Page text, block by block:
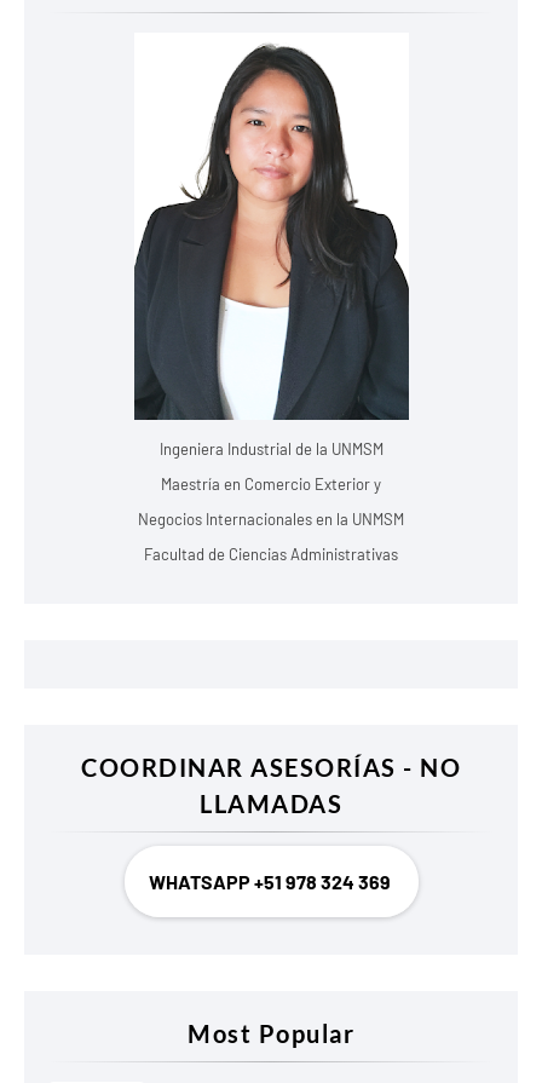
Ingeniera Industrial de la UNMSM
Maestría en Comercio Exterior y
Negocios Internacionales en la UNMSM
Facultad de Ciencias Administrativas
COORDINAR ASESORÍAS - NO
LLAMADAS
WHATSAPP +51 978 324 369
Most Popular